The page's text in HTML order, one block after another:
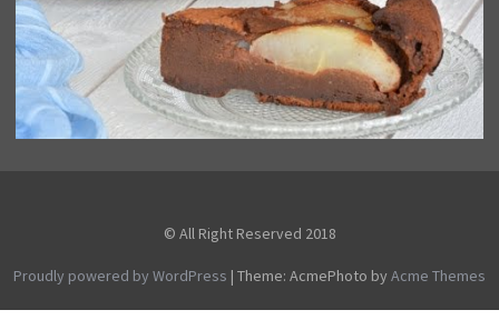
© All Right Reserved 2018
Proudly powered by WordPress | Theme: AcmePhoto by Acme Themes